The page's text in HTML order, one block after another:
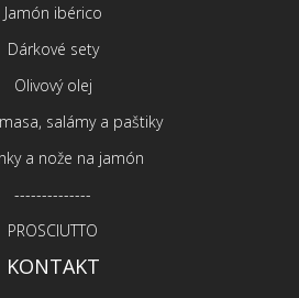
Jamón ibérico
Dárkové sety
Olivový olej
salámy a paštiky
a nože na jamón
--------------
PROSCIUTTO
KONTAKT